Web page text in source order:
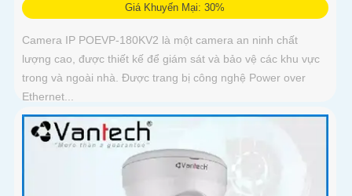
Giá Khuyến Mại: 30%
Camera IP POEVP-180KV2 là một camera an ninh chất
lượng cao, được thiết kế để giám sát và bảo vệ các khu vực
trong và ngoài nhà. Được trang bị công nghệ Power over
Ethernet...